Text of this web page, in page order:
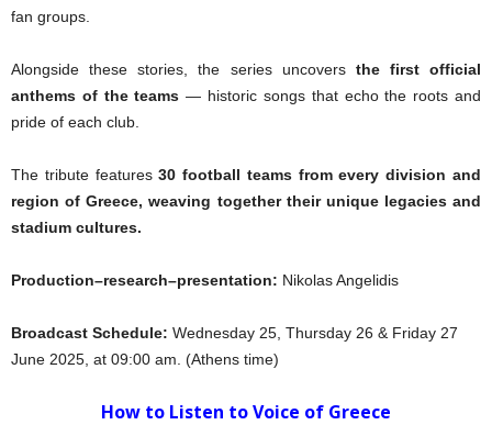
fan groups.
Alongside these stories, the series uncovers the first official
anthems of the teams— historic songs that echo the roots and
pride of each club.
The tribute features30 football teams from every division and
region of Greece, weaving together their unique legacies and
stadium cultures.
Production–research–presentation: Nikolas Angelidis
Broadcast Schedule: Wednesday 25, Thursday 26 & Friday 27
June 2025, at 09:00 am. (Athens time)
How to Listen to Voice of Greece